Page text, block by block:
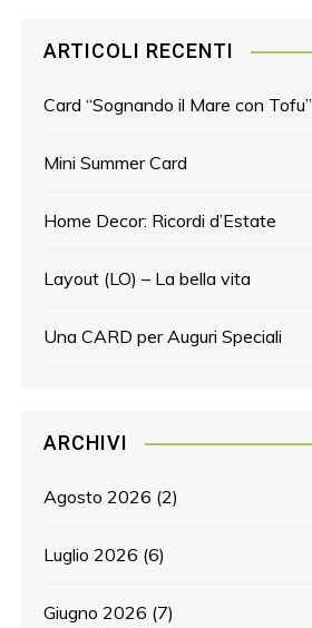
ARTICOLI RECENTI
Card “Sognando il Mare con Tofu”
Mini Summer Card
Home Decor: Ricordi d’Estate
Layout (LO) – La bella vita
Una CARD per Auguri Speciali
ARCHIVI
Agosto 2026 (2)
Luglio 2026 (6)
Giugno 2026 (7)